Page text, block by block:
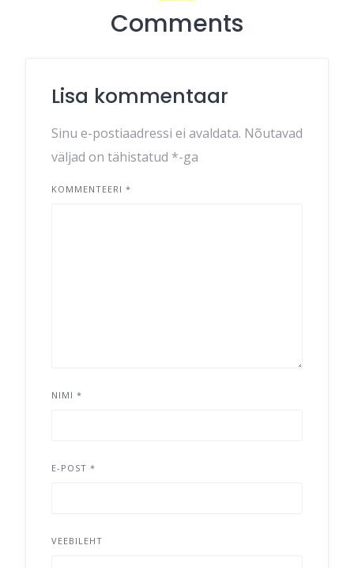
Comments
Lisa kommentaar
Sinu e-postiaadressi ei avaldata. Nõutavad
väljad on tähistatud *-ga
KOMMENTEERI *
NIMI *
E-POST *
VEEBILEHT